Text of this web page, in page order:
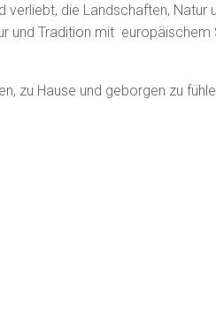
die Landschaften, Natur
und Tradition mit europäischem
zu Hause und geborgen zu